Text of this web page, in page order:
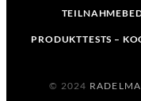
PRODUKTTESTS –
© 2024